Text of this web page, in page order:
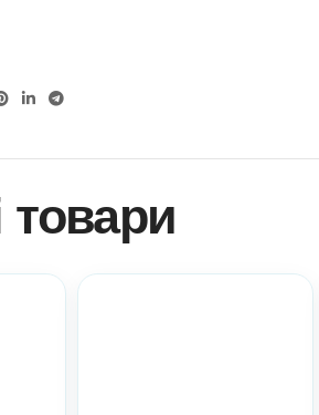
товари